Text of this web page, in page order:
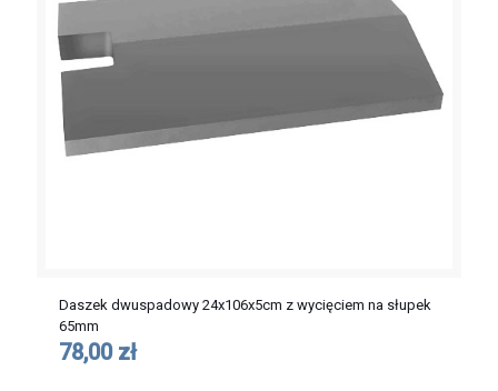
Daszek dwuspadowy 24x106x5cm z wycięciem na słupek
65mm
78,00 zł